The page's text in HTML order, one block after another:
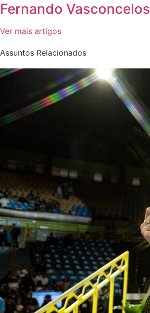
Fernando Vasconcelos
Ver mais artigos
Assuntos Relacionados